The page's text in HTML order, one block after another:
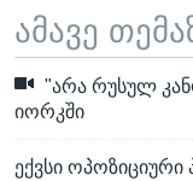
ამავე
"არა რუსულ
იორკში
ექვსი ოპოზიციური